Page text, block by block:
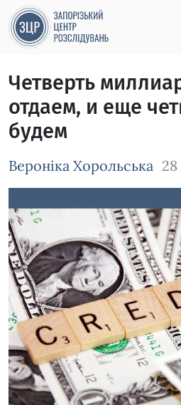
Четверть
отдаем, и еще
будем
Вероніка Хорольська